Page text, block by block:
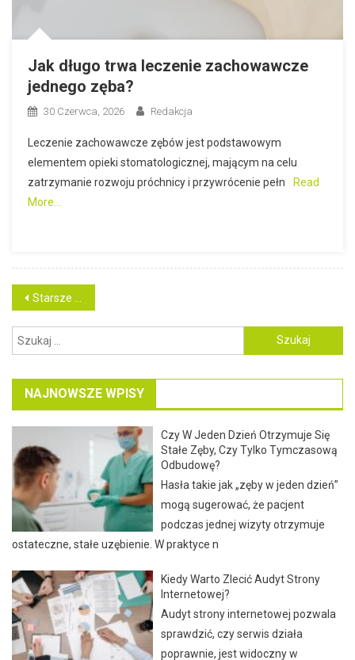
Jak długo trwa leczenie zachowawcze
jednego zęba?
30 Czerwca, 2026 Redakcja
Leczenie zachowawcze zębów jest podstawowym
elementem opieki stomatologicznej, mającym na celu
zatrzymanie rozwoju próchnicy i przywrócenie pełn
Read
More…
Nawigacja
po
wpisach
Starsze wpisy
Szukaj:
NAJNOWSZE WPISY
Czy W Jeden Dzień Otrzymuje Się
Stałe Zęby, Czy Tylko Tymczasową
Odbudowę?
Hasła takie jak „zęby w jeden dzień”
mogą sugerować, że pacjent
podczas jednej wizyty otrzymuje
ostateczne, stałe uzębienie. W praktyce n
Kiedy Warto Zlecić Audyt Strony
Internetowej?
Audyt strony internetowej pozwala
sprawdzić, czy serwis działa
poprawnie, jest widoczny w